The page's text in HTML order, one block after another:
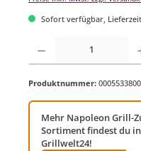
Sofort verfügbar, Lieferzeit:
Produkt Anzahl: Gib den
Produktnummer:
Mehr Napoleon Grill-
Sortiment findest du
Grillwelt24!